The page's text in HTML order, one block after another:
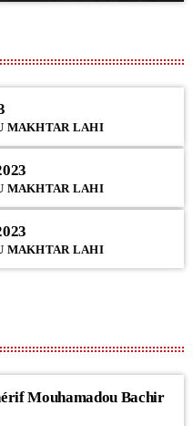
MAKHTAR LAHI
MAKHTAR LAHI
MAKHTAR LAHI
Mouhamadou Bachir